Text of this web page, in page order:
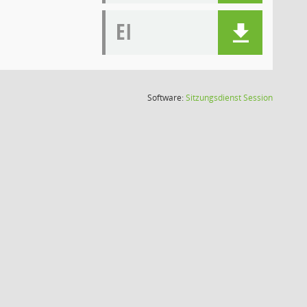
EI
Software:SitzungsdienstSession(Wird in